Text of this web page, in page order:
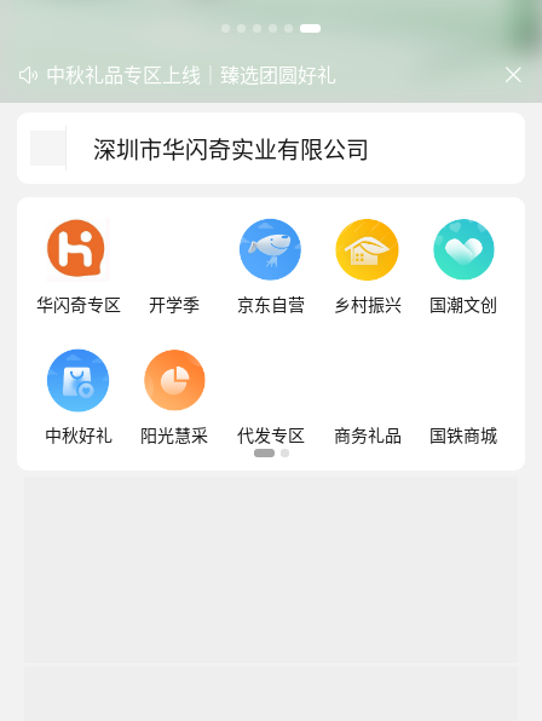

开学季礼品专区现已正式上线！
中秋礼品专区上线｜臻选团圆好礼

深圳市华闪奇实业有限公司
华闪奇专区 开学季 京东自营 乡村振兴 国潮文创
中秋好礼 阳光慧采 代发专区 商务礼品 国铁商城